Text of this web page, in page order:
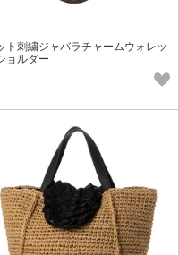
ト刺繍ジャバラチャームウォレッ
ョルダー